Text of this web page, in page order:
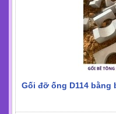
Gối đỡ ống D114